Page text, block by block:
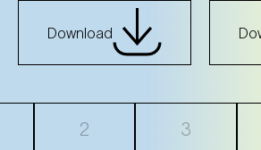
Download
2 3